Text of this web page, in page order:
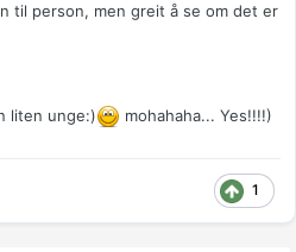
til person, men greit å se om det er
liten unge:) mohahaha... Yes!!!!)
1